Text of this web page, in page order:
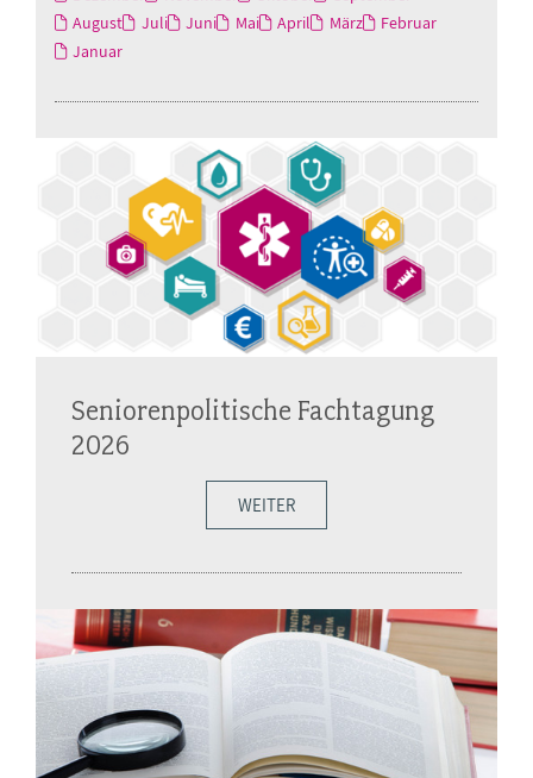
August
Juli Juni Mai April März
Februar
Januar
Seniorenpolitische Fachtagung
2026
WEITER